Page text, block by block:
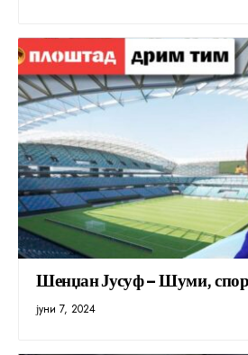
Шенџан Јусуф – Шуми,
јуни 7, 2024